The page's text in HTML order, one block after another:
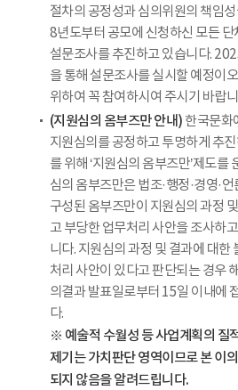
절차의 공정성과 심의위원의 책임
8년도부터 공모에 신청하신 모든
설문조사를 추진하고 있습니다.
을 통해 설문조사를 실시할 예정이
위하여 꼭 참여하시여 주시기 바랍
(지원심의 옴부즈만 안내) 한국문화
지원심의를 공정하고 투명하게 추
를 위해 ‘지원심의 옴부즈만’제도를
심의 옴부즈만은 법조·행정·경영·
구성된 옴부즈만이 지원심의 과정
고 부당한 업무처리 사안을 조사하
니다. 지원심의 과정 및 결과에 대한
처리 사안이 있다고 판단되는 경우
의결과 발표일로부터 15일 이내에
다.
※ 예술적 수월성 등 사업계획의 질
제기는 가치판단 영역이므로 본 이
되지 않음을 알려드립니다.